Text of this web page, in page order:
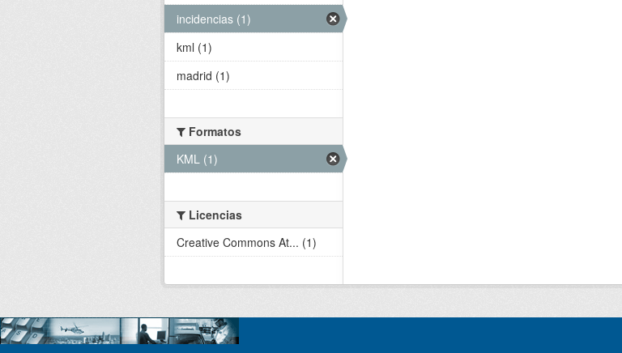
incidencias (1)
kml (1)
madrid (1)
Formatos
KML (1)
Licencias
Creative Commons At... (1)